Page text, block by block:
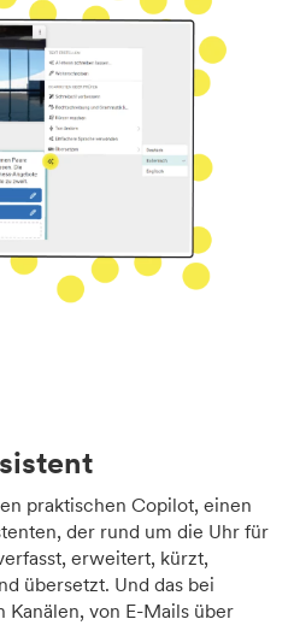
praktischen Copilot, einen
der rund um die Uhr für
erweitert, kürzt,
übersetzt. Und das bei
Kanälen, von E-Mails über